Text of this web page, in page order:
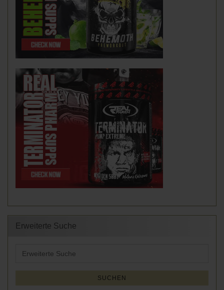
Erweiterte Suche
Suche
SUCHEN